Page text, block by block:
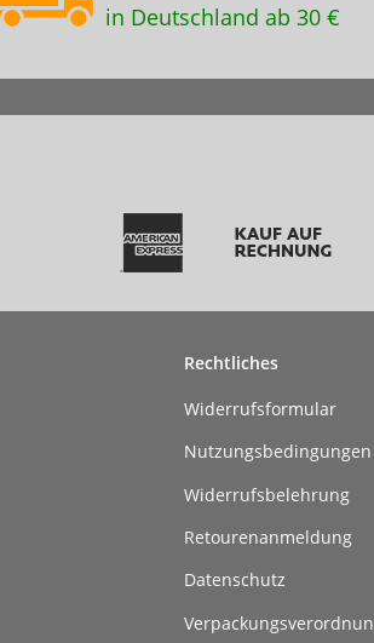
in Deutschland ab 30 €
Rechtliches
Widerrufsformular
Nutzungsbedingungen
Widerrufsbelehrung
Retourenanmeldung
Datenschutz